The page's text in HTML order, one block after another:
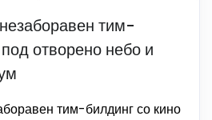
тим-
отворено небо и
тим-билдинг со кино